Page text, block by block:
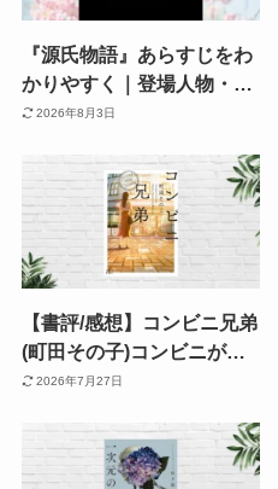
『源氏物語』あらすじをわ
かりやすく｜登場人物・相
関図で読む恋と波乱。不義
老いまで ”ままならない人
生” を描く物語
2026年8月3日
【書評/感想】コンビニ兄弟
(町田その子)コンビニがつ
なぐ、やさしいつながりの
と思える余韻が残る連作小
2026年7月27日